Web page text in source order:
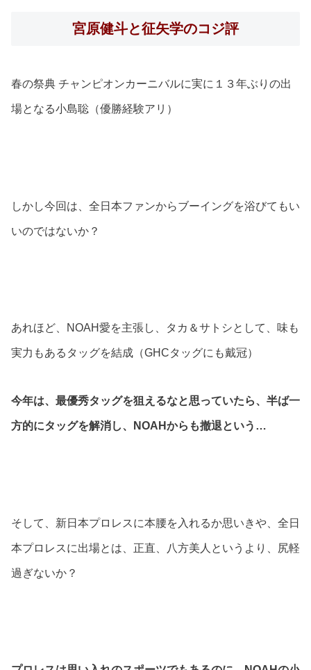
宮原健斗と征矢学のコジ評
春の祭典 チャンピオンカーニバルに実に１３年ぶりの出
場となる小島聡（優勝経験アリ）
しかし今回は、全日本ファンからブーイングを浴びてもい
いのではないか？
あれほど、NOAH愛を主張し、タカ＆サトシとして、味も
実力もあるタッグを結成（GHCタッグにも戴冠）
今年は、最優秀タッグを狙えるなと思っていたら、半ば一
方的にタッグを解消し、NOAHからも撤退という…
そして、新日本プロレスに本腰を入れるか思いきや、全日
本プロレスに出場とは、正直、八方美人というより、尻軽
過ぎないか？